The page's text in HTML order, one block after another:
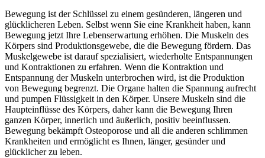
Bewegung ist der Schlüssel zu einem gesünderen, längeren und
glücklicheren Leben. Selbst wenn Sie eine Krankheit haben, kann
Bewegung jetzt Ihre Lebenserwartung erhöhen. Die Muskeln des
Körpers sind Produktionsgewebe, die die Bewegung fördern. Das
Muskelgewebe ist darauf spezialisiert, wiederholte Entspannungen
und Kontraktionen zu erfahren. Wenn die Kontraktion und
Entspannung der Muskeln unterbrochen wird, ist die Produktion
von Bewegung begrenzt. Die Organe halten die Spannung aufrecht
und pumpen Flüssigkeit in den Körper. Unsere Muskeln sind die
Haupteinflüsse des Körpers, daher kann die Bewegung Ihren
ganzen Körper, innerlich und äußerlich, positiv beeinflussen.
Bewegung bekämpft Osteoporose und all die anderen schlimmen
Krankheiten und ermöglicht es Ihnen, länger, gesünder und
glücklicher zu leben.